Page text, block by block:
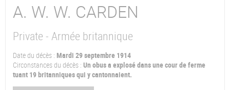
A. W. W. CARDEN
Private - Armée britannique
Date du décès : Mardi 29 septembre 1914
Circonstances du décès : Un obus a explosé dans une cour de ferme
tuant 19 britanniques qui y cantonnaient.